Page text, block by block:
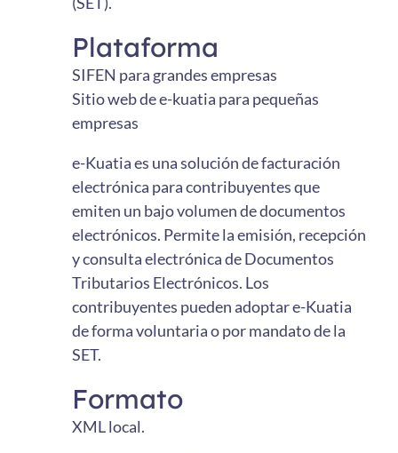
Plataforma
SIFEN para grandes empresas
Sitio web de e-kuatia para pequeñas
empresas
e-Kuatia es una solución de facturación
electrónica para contribuyentes que
emiten un bajo volumen de documentos
electrónicos. Permite la emisión, recepción
y consulta electrónica de Documentos
Tributarios Electrónicos. Los
contribuyentes pueden adoptar e-Kuatia
de forma voluntaria o por mandato de la
SET.
Formato
XML local.